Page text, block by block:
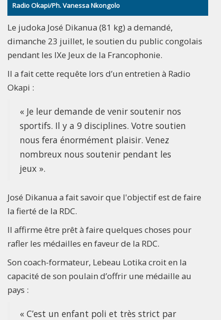
Radio Okapi/Ph. Vanessa Nkongolo
Le judoka José Dikanua (81 kg) a demandé,
dimanche 23 juillet, le soutien du public congolais
pendant les IXe Jeux de la Francophonie.
Il a fait cette requête lors d’un entretien à Radio
Okapi :
« Je leur demande de venir soutenir nos
sportifs. Il y a 9 disciplines. Votre soutien
nous fera énormément plaisir. Venez
nombreux nous soutenir pendant les
jeux ».
José Dikanua a fait savoir que l'objectif est de faire
la fierté de la RDC.
Il affirme être prêt à faire quelques choses pour
rafler les médailles en faveur de la RDC.
Son coach-formateur, Lebeau Lotika croit en la
capacité de son poulain d’offrir une médaille au
pays :
« C’est un enfant poli et très strict par